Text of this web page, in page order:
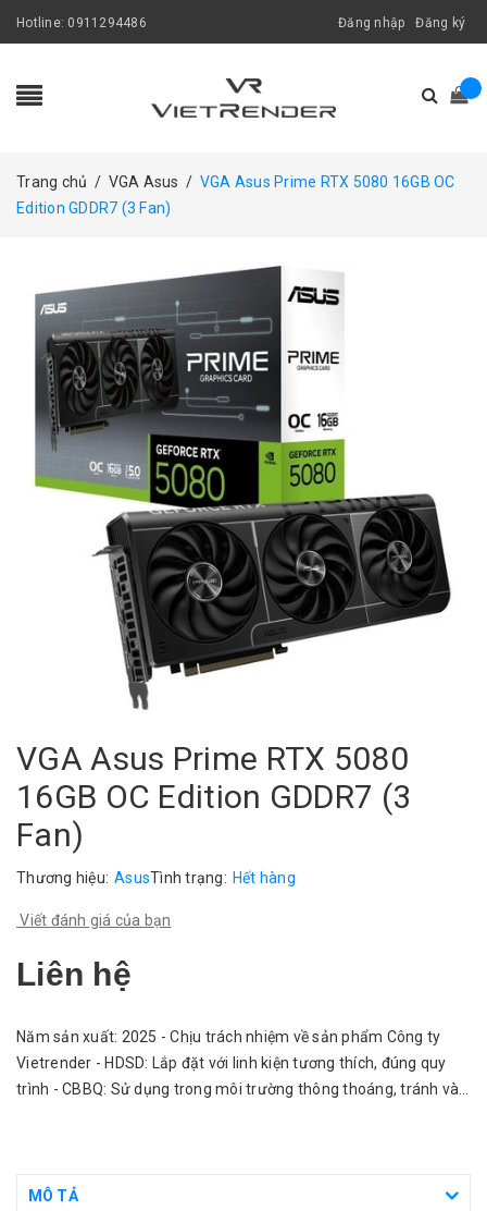
Hotline: 0911294486 Đăng nhập Đăng ký
Trang chủ / VGA Asus / VGA Asus Prime RTX 5080 16GB OC
Edition GDDR7 (3 Fan)
VGA Asus Prime RTX 5080
16GB OC Edition GDDR7 (3
Fan)
Thương hiệu: AsusTình trạng: Hết hàng
Viết đánh giá của bạn
Liên hệ
Năm sản xuất: 2025 - Chịu trách nhiệm về sản phẩm Công ty
Vietrender - HDSD: Lắp đặt với linh kiện tương thích, đúng quy
trình - CBBQ: Sử dụng trong môi trường thông thoáng, tránh vào
MÔ TẢ